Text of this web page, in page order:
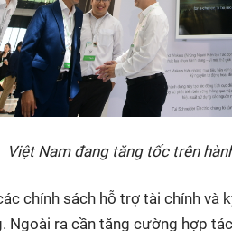
Việt Nam đang tăng tốc trên
chính sách hỗ trợ tài chính và
Ngoài ra cần tăng cường hợp